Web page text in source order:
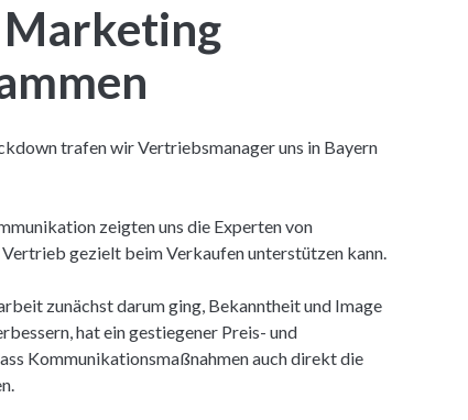
trafen wir Vertriebsmanager uns in Bayern
zeigten uns die Experten von
Vertrieb gezielt beim Verkaufen unterstützen kann.
zunächst darum ging, Bekanntheit und Image
hat ein gestiegener Preis- und
Kommunikationsmaßnahmen auch direkt die